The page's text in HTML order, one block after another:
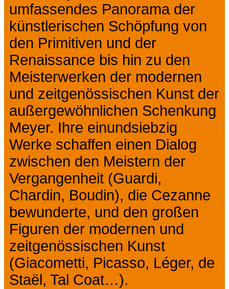
umfassendes Panorama der
künstlerischen Schöpfung von
den Primitiven und der
Renaissance bis hin zu den
Meisterwerken der modernen
und zeitgenössischen Kunst der
außergewöhnlichen Schenkung
Meyer. Ihre einundsiebzig
Werke schaffen einen Dialog
zwischen den Meistern der
Vergangenheit (Guardi,
Chardin, Boudin), die Cezanne
bewunderte, und den großen
Figuren der modernen und
zeitgenössischen Kunst
(Giacometti, Picasso, Léger, de
Staël, Tal Coat…).